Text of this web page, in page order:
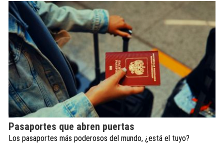
Pasaportes que abren puertas
Los pasaportes más poderosos del mundo, ¿está el tuyo?